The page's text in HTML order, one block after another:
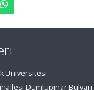
Üniversitesi
Bulvarı